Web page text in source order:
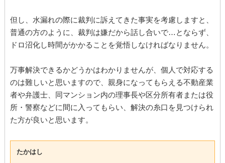
但し、水漏れの際に裁判に訴えてきた事実を考慮しますと、
普通の方のように、裁判は嫌だから話し合いで…とならず、
ドロ沼化し時間がかかることを覚悟しなければなりません。
万事解決できるかどうかはわかりませんが、個人で対応する
のは難しいと思いますので、親身になってもらえる不動産業
者や弁護士、同マンション内の理事長や区分所有者または役
所・警察などに間に入ってもらい、解決の糸口を見つけられ
た方が良いと思います。
たかはし